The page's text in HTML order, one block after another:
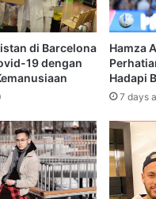
di Barcelona
19 dengan
Hamza
Hadapi
7 days